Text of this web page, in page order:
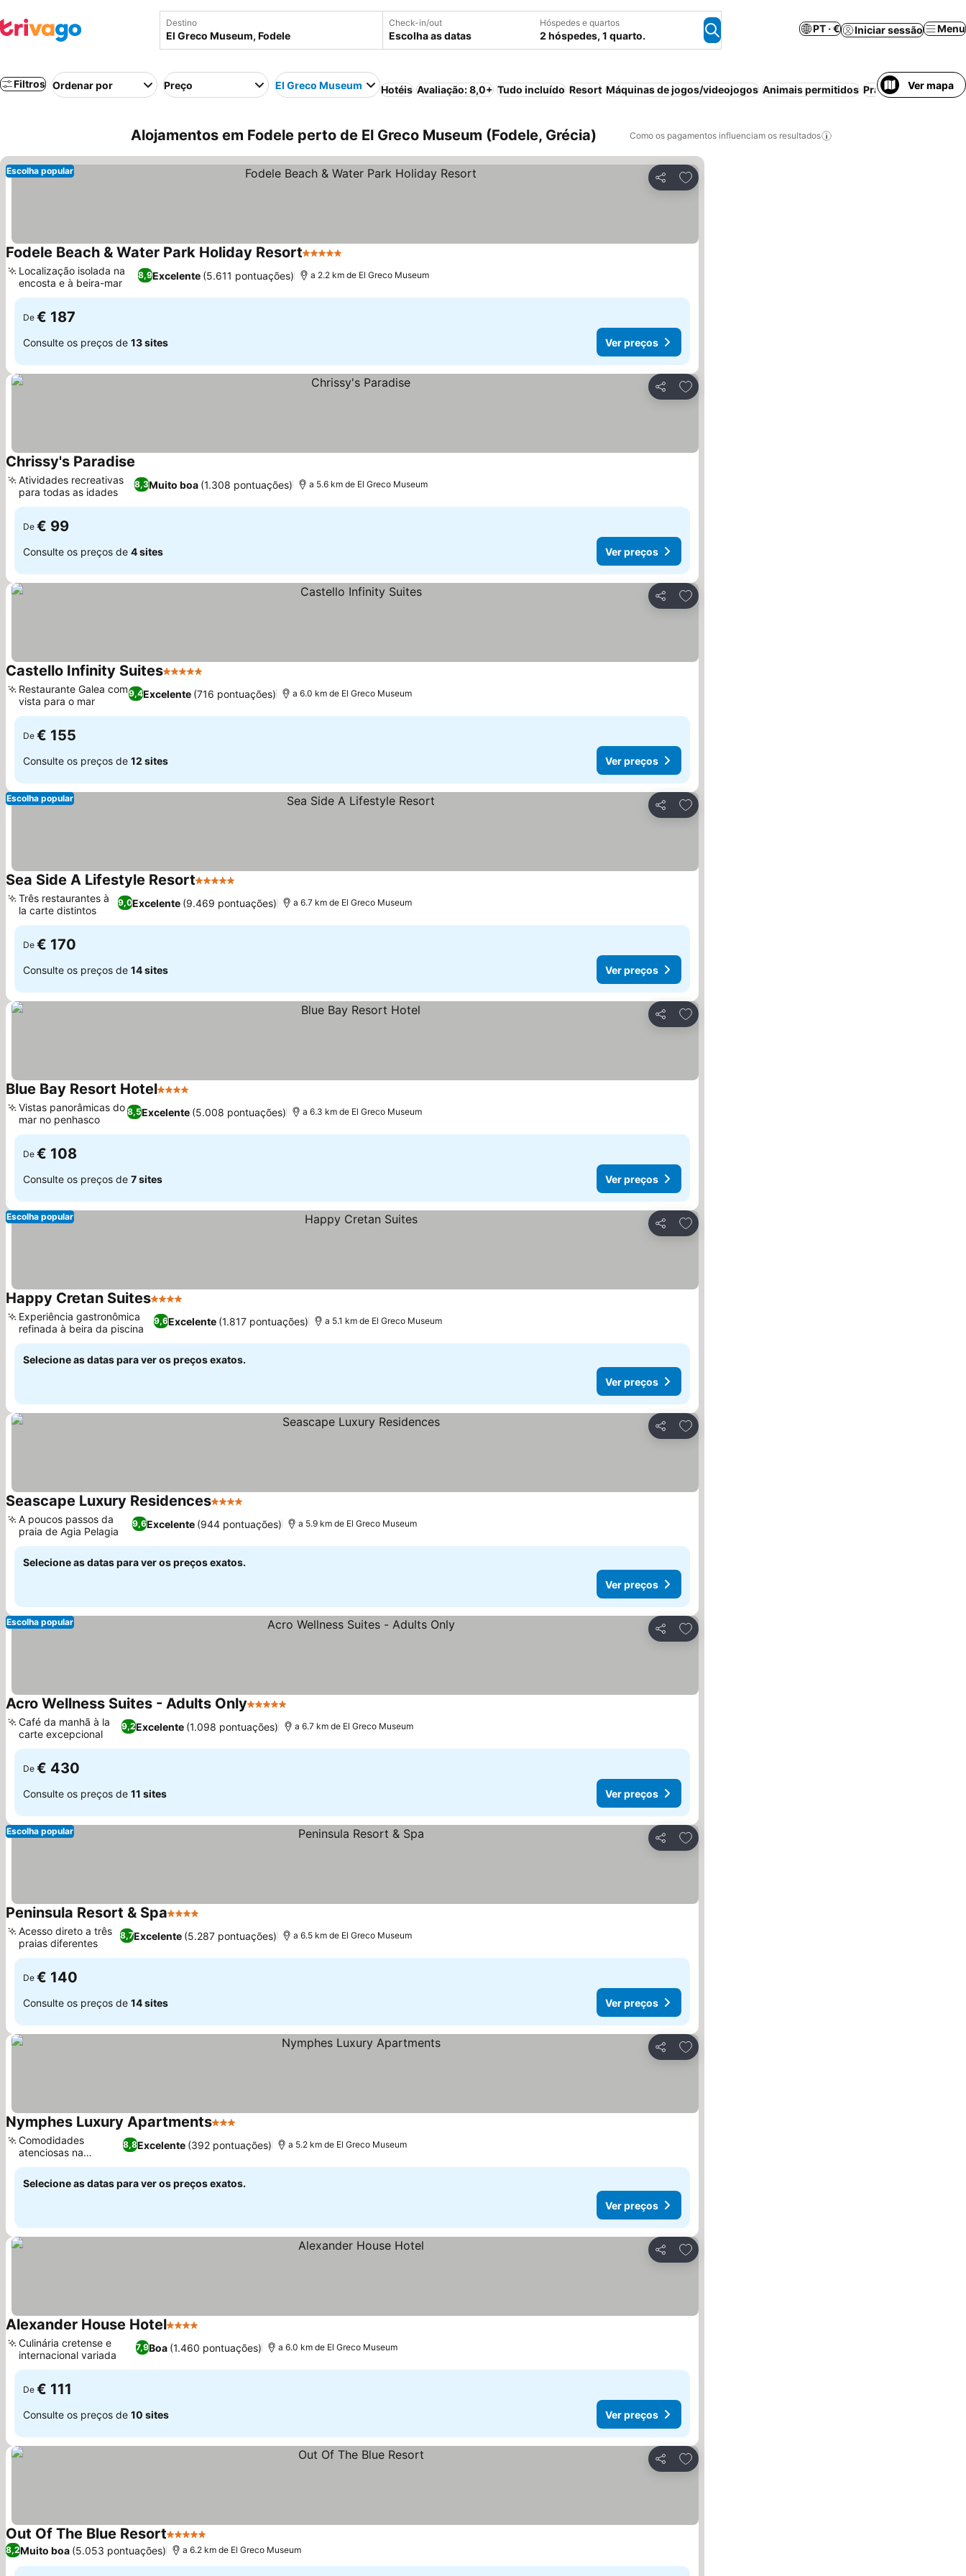
Destino Check-in/out
Escolha as datas
Hóspedes e quartos
2 hóspedes, 1 quarto.
PT · € Iniciar sessão Menu
Filtros Ordenar por Preço El Greco Museum Hotéis Avaliação: 8,0+ Tudo incluído Resort Máquinas de jogos/videojogos Animais permitidos Praia Pequeno-
Ver mapa
Alojamentos em Fodele perto de El Greco Museum (Fodele, Grécia) Como os pagamentos influenciam os resultados
Partilhar
Adicionar aos favoritos
Escolha popular
Fodele Beach & Water Park Holiday Resort5 Estrelas
8,9Excelente (5.611 pontuações)
Localização isolada na
encosta e à beira-mar
a 2.2 km de El Greco Museum
De € 187
Consulte os preços de 13 sites Ver preços
Partilhar
Adicionar aos favoritos
Chrissy's Paradise
8,3Muito boa (1.308 pontuações)
Atividades recreativas
para todas as idades
a 5.6 km de El Greco Museum
De € 99
Consulte os preços de 4 sites Ver preços
Partilhar
Adicionar aos favoritos
Castello Infinity Suites5 Estrelas
9,4Excelente (716 pontuações)
Restaurante Galea com
vista para o mar
a 6.0 km de El Greco Museum
De € 155
Consulte os preços de 12 sites Ver preços
Partilhar
Adicionar aos favoritos
Escolha popular
Sea Side A Lifestyle Resort5 Estrelas
9,0Excelente (9.469 pontuações)
Três restaurantes à
la carte distintos
a 6.7 km de El Greco Museum
De € 170
Consulte os preços de 14 sites Ver preços
Partilhar
Adicionar aos favoritos
Blue Bay Resort Hotel4 Estrelas
8,5Excelente (5.008 pontuações)
Vistas panorâmicas do
mar no penhasco
a 6.3 km de El Greco Museum
De € 108
Consulte os preços de 7 sites Ver preços
Partilhar
Adicionar aos favoritos
Escolha popular
Happy Cretan Suites4 Estrelas
9,6Excelente (1.817 pontuações)
Experiência gastronômica
refinada à beira da piscina
a 5.1 km de El Greco Museum
Selecione as datas para ver os preços exatos.
Ver preços
Partilhar
Adicionar aos favoritos
Seascape Luxury Residences4 Estrelas
9,6Excelente (944 pontuações)
A poucos passos da
praia de Agia Pelagia
a 5.9 km de El Greco Museum
Selecione as datas para ver os preços exatos.
Ver preços
Partilhar
Adicionar aos favoritos
Escolha popular
Acro Wellness Suites - Adults Only5 Estrelas
9,2Excelente (1.098 pontuações)
Café da manhã à la
carte excepcional
a 6.7 km de El Greco Museum
De € 430
Consulte os preços de 11 sites Ver preços
Partilhar
Adicionar aos favoritos
Escolha popular
Peninsula Resort & Spa4 Estrelas
8,7Excelente (5.287 pontuações)
Acesso direto a três
praias diferentes
a 6.5 km de El Greco Museum
De € 140
Consulte os preços de 14 sites Ver preços
Partilhar
Adicionar aos favoritos
Nymphes Luxury Apartments3 Estrelas
8,8Excelente (392 pontuações)
Comodidades
atenciosas na
chegada
a 5.2 km de El Greco Museum
Selecione as datas para ver os preços exatos.
Ver preços
Partilhar
Adicionar aos favoritos
Alexander House Hotel4 Estrelas
7,9Boa (1.460 pontuações)
Culinária cretense e
internacional variada
a 6.0 km de El Greco Museum
De € 111
Consulte os preços de 10 sites Ver preços
Partilhar
Adicionar aos favoritos
Out Of The Blue Resort5 Estrelas
8,2Muito boa (5.053 pontuações) a 6.2 km de El Greco Museum